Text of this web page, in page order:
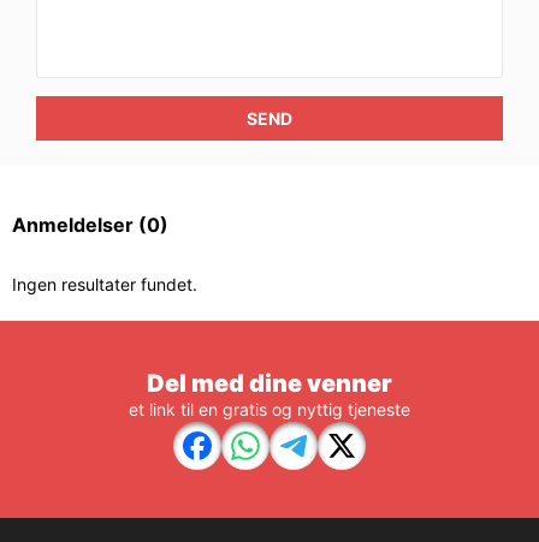
SEND
Anmeldelser (0)
Ingen resultater fundet.
Del med dine venner
et link til en gratis og nyttig tjeneste